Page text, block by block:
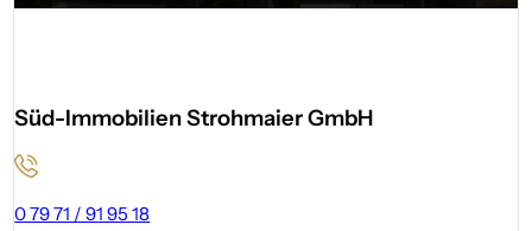
Süd-Immobilien Strohmaier GmbH
0 79 71 / 91 95 18